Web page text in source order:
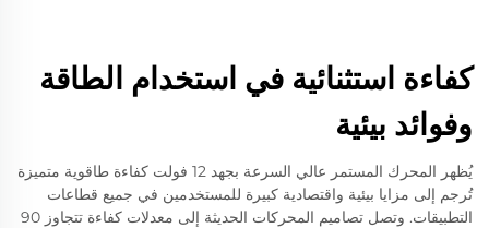
كفاءة استثنائية في استخدام الطاقة
وفوائد بيئية
يُظهر المحرك المستمر عالي السرعة بجهد 12 فولت كفاءة طاقوية متميزة
تُرجم إلى مزايا بيئية واقتصادية كبيرة للمستخدمين في جميع قطاعات
التطبيقات. وتصل تصاميم المحركات الحديثة إلى معدلات كفاءة تتجاوز 90